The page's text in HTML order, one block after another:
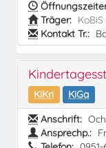
Träger:
Kontakt Tr.:
KiKri
KiGa
Anschrift:
Ansprechp.: